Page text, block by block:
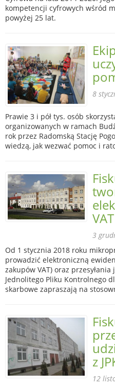
kompetencji cyfrowych wśród
powyżej 25 lat.
8
Prawie 3 i pół tys. osób
organizowanych w ramach
rok przez Radomską Stację
wiedzą, jak wezwać pomoc i
VAT
3
Od 1 stycznia 2018 roku
prowadzić elektroniczną
zakupów VAT) oraz
Jednolitego Pliku Kontrolnego
skarbowe zapraszają na
z
12